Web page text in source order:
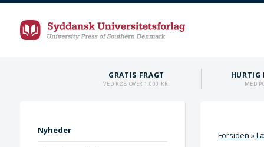
GRATIS FRAGT
VED KØB OVER 1.000 KR.
HURTIG
MED
Nyheder Forsiden »